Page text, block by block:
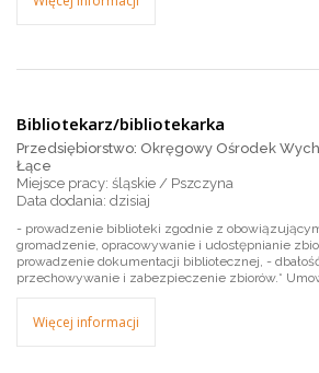
Bibliotekarz/bibliotekarka
Przedsiębiorstwo: Okręgowy Ośrodek
Łące
Miejsce pracy: śląskie / Pszczyna
dzisiaj
- prowadzenie biblioteki zgodnie z
gromadzenie, opracowywanie i udostępnianie
prowadzenie dokumentacji bibliotecznej, -
przechowywanie i zabezpieczenie zbiorów.*
Więcej informacji